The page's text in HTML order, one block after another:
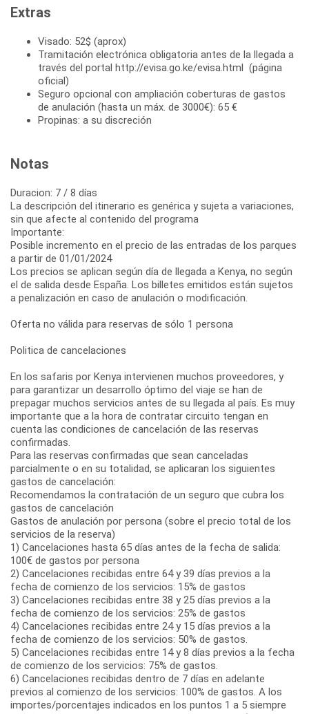
Extras
Visado: 52$ (aprox)
Tramitación electrónica obligatoria antes de la llegada a
través del portal http://evisa.go.ke/evisa.html (página
oficial)
Seguro opcional con ampliación coberturas de gastos
de anulación (hasta un máx. de 3000€): 65 €
Propinas: a su discreción
Notas
Duracion: 7 / 8 días
La descripción del itinerario es genérica y sujeta a variaciones,
sin que afecte al contenido del programa
Importante:
Posible incremento en el precio de las entradas de los parques
a partir de 01/01/2024
Los precios se aplican según día de llegada a Kenya, no según
el de salida desde España. Los billetes emitidos están sujetos
a penalización en caso de anulación o modificación.
Oferta no válida para reservas de sólo 1 persona
Politica de cancelaciones
En los safaris por Kenya intervienen muchos proveedores, y
para garantizar un desarrollo óptimo del viaje se han de
prepagar muchos servicios antes de su llegada al país. Es muy
importante que a la hora de contratar circuito tengan en
cuenta las condiciones de cancelación de las reservas
confirmadas.
Para las reservas confirmadas que sean canceladas
parcialmente o en su totalidad, se aplicaran los siguientes
gastos de cancelación:
Recomendamos la contratación de un seguro que cubra los
gastos de cancelación
Gastos de anulación por persona (sobre el precio total de los
servicios de la reserva)
1) Cancelaciones hasta 65 días antes de la fecha de salida:
100€ de gastos por persona
2) Cancelaciones recibidas entre 64 y 39 días previos a la
fecha de comienzo de los servicios: 15% de gastos
3) Cancelaciones recibidas entre 38 y 25 días previos a la
fecha de comienzo de los servicios: 25% de gastos
4) Cancelaciones recibidas entre 24 y 15 días previos a la
fecha de comienzo de los servicios: 50% de gastos.
5) Cancelaciones recibidas entre 14 y 8 días previos a la fecha
de comienzo de los servicios: 75% de gastos.
6) Cancelaciones recibidas dentro de 7 días en adelante
previos al comienzo de los servicios: 100% de gastos. A los
importes/porcentajes indicados en los puntos 1 a 5 siempre